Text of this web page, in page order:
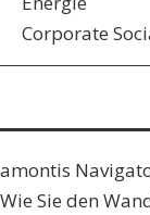
Corporate
amontis
Wie Sie den